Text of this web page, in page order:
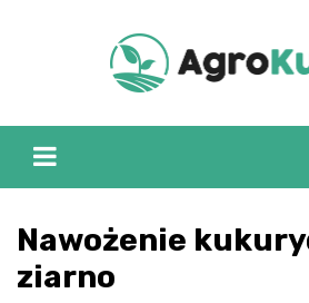
Nawożenie
ziarno